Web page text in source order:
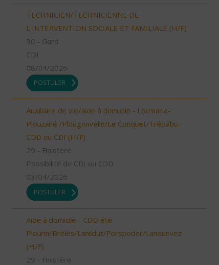
TECHNICIEN/TECHNICIENNE DE
L'INTERVENTION SOCIALE ET FAMILIALE (H/F)
30 - Gard
CDI
08/04/2026
POSTULER
Auxiliaire de vie/aide à domicile - Locmaria-
Plouzané /Plougonvelin/Le Conquet/Trébabu -
CDD ou CDI (H/F)
29 - Finistère
Possibilité de CDI ou CDD
03/04/2026
POSTULER
Aide à domicile - CDD été -
Plourin/Brélès/Lanildut/Porspoder/Landunvez
(H/F)
29 - Finistère